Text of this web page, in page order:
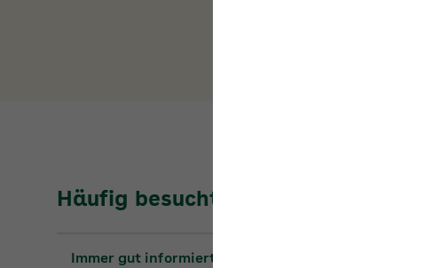
Häufig besuchte Seiten
Immer gut informiert: die Seminare 2026